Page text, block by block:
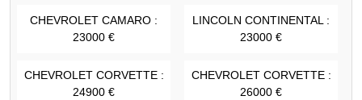
CHEVROLET CAMARO :
23000 €
LINCOLN CONTINENTAL :
23000 €
CHEVROLET CORVETTE :
24900 €
CHEVROLET CORVETTE :
26000 €